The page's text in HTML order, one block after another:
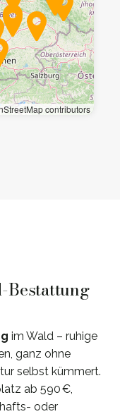
contributors
Bestattung
im Wald – ruhige
ganz ohne
selbst kümmert.
ab 590 €,
oder